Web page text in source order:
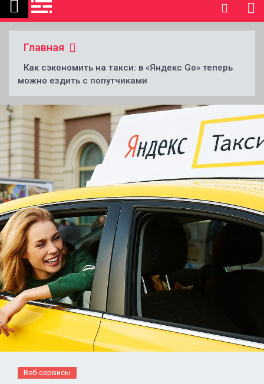
Главная
Как сэкономить на такси: в «Яндекс Go» теперь
можно ездить с попутчиками
Веб-сервисы